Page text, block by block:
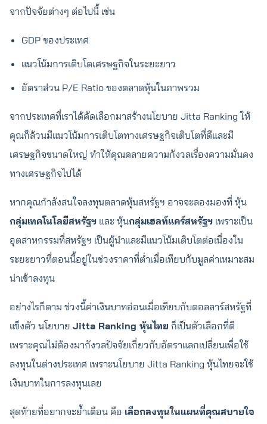
จากปัจจัยต่างๆ ต่อไปนี้ เช่น
GDP ของประเทศ
แนวโน้มการเติบโตเศรษฐกิจในระยะยาว
อัตราส่วน P/E Ratio ของตลาดหุ้นในภาพรวม
จากประเทศที่เราได้คัดเลือกมาสร้างนโยบาย Jitta Ranking ให้
คุณก็ล้วนมีแนวโน้มการเติบโตทางเศรษฐกิจเติบโตที่ดีและมี
เศรษฐกิจขนาดใหญ่ ทำให้คุณคลายความกังวลเรื่องความมั่นคง
ทางเศรษฐกิจไปได้
หากคุณกำลังสนใจลงทุนตลาดหุ้นสหรัฐฯ อาจจะลองมองที่ หุ้น
กลุ่มเทคโนโลยีสหรัฐฯ และ หุ้นกลุ่มเฮลท์แคร์สหรัฐฯ เพราะเป็น
อุตสาหกรรมที่สหรัฐฯ เป็นผู้นำและมีแนวโน้มเติบโตต่อเนื่องใน
ระยะยาวที่ตอนนี้อยู่ในช่วงราคาที่ต่ำเมื่อเทียบกับมูลค่าเหมาะสม
น่าเข้าลงทุน
อย่างไรก็ตาม ช่วงนี้ค่าเงินบาทอ่อนเมื่อเทียบกับดอลลาร์สหรัฐที่
แข็งตัว นโยบาย Jitta Ranking หุ้นไทย ก็เป็นตัวเลือกที่ดี
เพราะคุณไม่ต้องมากังวลปัจจัยเกี่ยวกับอัตราแลกเปลี่ยนเพื่อใช้
ลงทุนในต่างประเทศ เพราะนโยบาย Jitta Ranking หุ้นไทยจะใช้
เงินบาทในการลงทุนเลย
สุดท้ายที่อยากจะย้ำเตือน คือ เลือกลงทุนในแผนที่คุณสบายใจ